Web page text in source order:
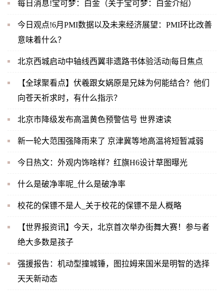
每日消息!宝可梦：白金（关于宝可梦：白金介绍）
今日观点!6月PMI数据以及未来经济展望：PMI环比改善
意味着什么？
北京西城启动中轴线西翼非遗路书体验活动|每日焦点
【全球聚看点】伏羲跟女娲原是兄妹为何能结合？他们
向苍天祈求时，有什么指示？
北京市降级发布高温黄色预警信号 世界速读
新一轮大范围强降雨来了 京津冀等地高温将短暂减弱
今日热文：外观内饰啥样？红旗H6设计草图曝光
什么是破净率呢_什么是破净率
校花的保镖不是人_关于校花的保镖不是人概略
【世界报资讯】今天，北京首次举办街舞大赛！参与者
绝大多数是孩子
强援报告：机动型撞城锤，图拉姆来国米是明智的选择
天天新动态